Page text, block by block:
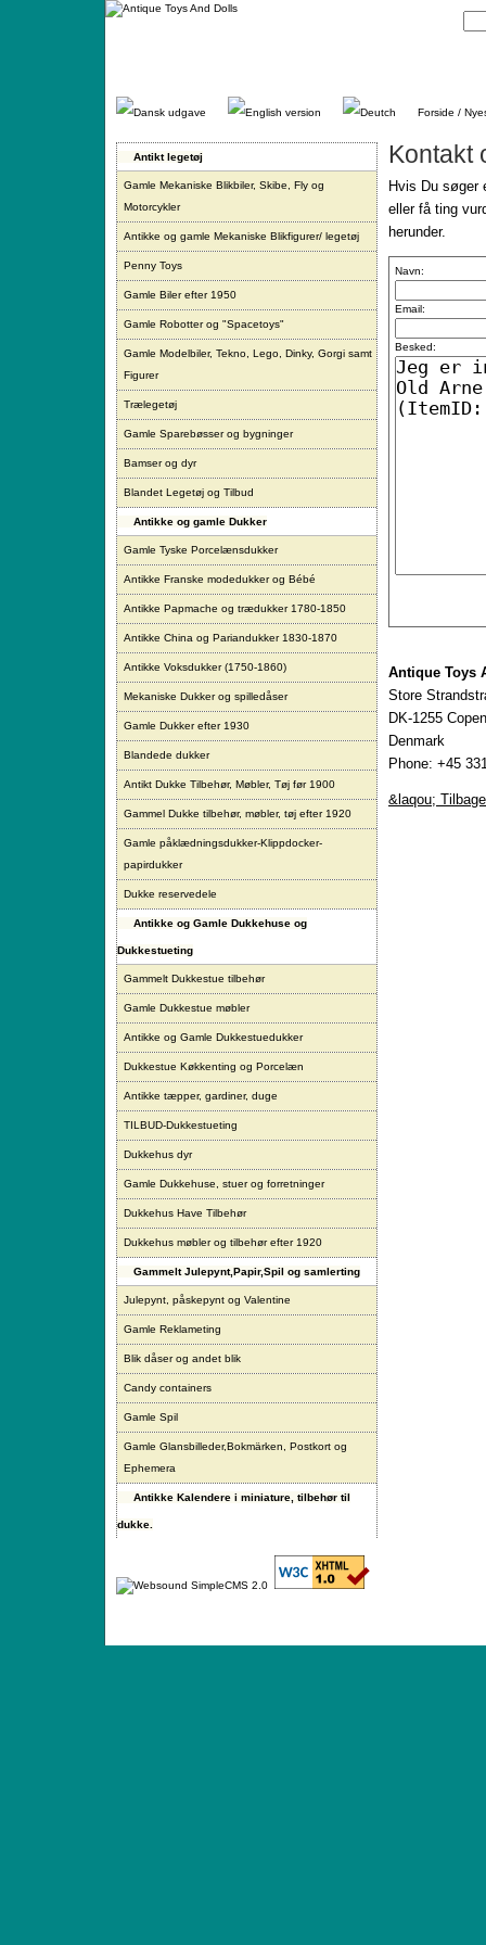
Gå
Forside /
Antikt legetøj
Gamle Mekaniske Blikbiler, Skibe, Fly og
Motorcykler
Antikke og gamle Mekaniske Blikfigurer/ legetøj
Penny Toys
Gamle Biler efter 1950
Gamle Robotter og "Spacetoys"
Gamle Modelbiler, Tekno, Lego, Dinky, Gorgi samt
Figurer
Trælegetøj
Gamle Sparebøsser og bygninger
Bamser og dyr
Blandet Legetøj og Tilbud
Antikke og gamle Dukker
Gamle Tyske Porcelænsdukker
Antikke Franske modedukker og Bébé
Antikke Papmache og trædukker 1780-1850
Antikke China og Pariandukker 1830-1870
Antikke Voksdukker (1750-1860)
Mekaniske Dukker og spilledåser
Gamle Dukker efter 1930
Blandede dukker
Antikt Dukke Tilbehør, Møbler, Tøj før 1900
Gammel Dukke tilbehør, møbler, tøj efter 1920
Gamle påklædningsdukker-Klippdocker-
papirdukker
Dukke reservedele
Antikke og Gamle Dukkehuse og
Dukkestueting
Gammelt Dukkestue tilbehør
Gamle Dukkestue møbler
Antikke og Gamle Dukkestuedukker
Dukkestue Køkkenting og Porcelæn
Antikke tæpper, gardiner, duge
TILBUD-Dukkestueting
Dukkehus dyr
Gamle Dukkehuse, stuer og forretninger
Dukkehus Have Tilbehør
Dukkehus møbler og tilbehør efter 1920
Gammelt Julepynt,Papir,Spil og samlerting
Julepynt, påskepynt og Valentine
Gamle Reklameting
Blik dåser og andet blik
Candy containers
Gamle Spil
Gamle Glansbilleder,Bokmärken, Postkort og
Ephemera
Antikke Kalendere i miniature, tilbehør til
dukke.
Kontakt
Hvis Du
eller få ting
herunder.
Navn:
Email:
Besked:
Antique Toys
Store
DK-1255
Denmark
Phone: +45
&laqou; Tilbage